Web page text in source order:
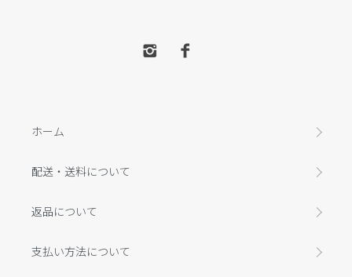
ホーム
配送・送料について
返品について
支払い方法について